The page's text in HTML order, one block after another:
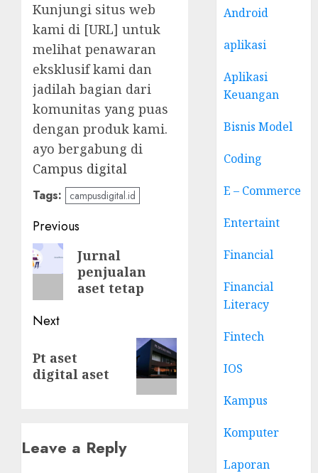
Kunjungi situs web
kami di [URL] untuk
melihat penawaran
eksklusif kami dan
jadilah bagian dari
komunitas yang puas
dengan produk kami.
ayo bergabung di
Campus digital
Tags: campusdigital.id
Post
navigation
Previous
Previous
post:
Jurnal
penjualan
aset tetap
Next
post:
Pt aset
digital aset
Leave a Reply
Android
aplikasi
Aplikasi
Keuangan
Bisnis Model
Coding
E – Commerce
Entertaint
Financial
Financial
Literacy
Fintech
IOS
Kampus
Komputer
Laporan